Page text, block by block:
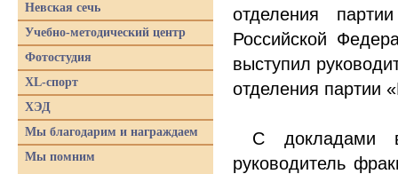
отделения
Российской
выступил
отделения партии «
С докладами
руководитель
Невская сечь
Учебно-методический центр
Фотостудия
XL-спорт
ХЭД
Мы благодарим и награждаем
Мы помним